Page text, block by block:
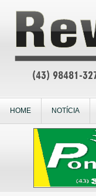
HOME NOTÍCIA